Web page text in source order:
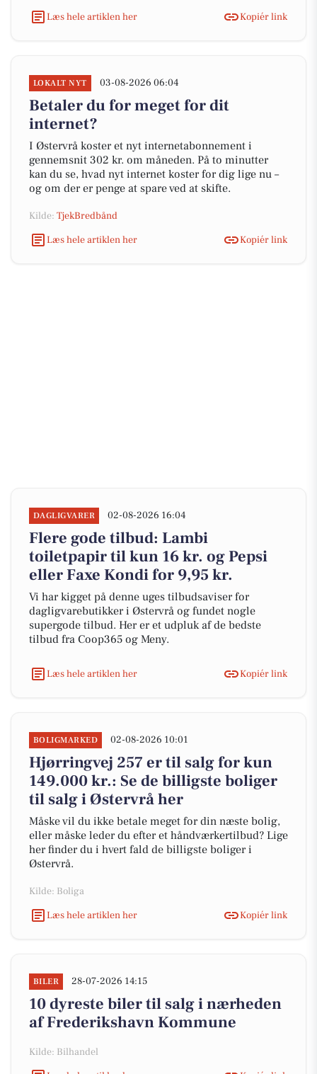
Læs hele artiklen her
Kopiér link
LOKALT NYT 03-08-2026 06:04
Betaler du for meget for dit
internet?
I Østervrå koster et nyt internetabonnement i
gennemsnit 302 kr. om måneden. På to minutter
kan du se, hvad nyt internet koster for dig lige nu –
og om der er penge at spare ved at skifte.
Kilde: TjekBredbånd
Læs hele artiklen her
Kopiér link
DAGLIGVARER 02-08-2026 16:04
Flere gode tilbud: Lambi
toiletpapir til kun 16 kr. og Pepsi
eller Faxe Kondi for 9,95 kr.
Vi har kigget på denne uges tilbudsaviser for
dagligvarebutikker i Østervrå og fundet nogle
supergode tilbud. Her er et udpluk af de bedste
tilbud fra Coop365 og Meny.
Læs hele artiklen her Kopiér link
BOLIGMARKED 02-08-2026 10:01
Hjørringvej 257 er til salg for kun
149.000 kr.: Se de billigste boliger
til salg i Østervrå her
Måske vil du ikke betale meget for din næste bolig,
eller måske leder du efter et håndværkertilbud? Lige
her finder du i hvert fald de billigste boliger i
Østervrå.
Kilde: Boliga
Læs hele artiklen her
Kopiér link
BILER 28-07-2026 14:15
10 dyreste biler til salg i nærheden
af Frederikshavn Kommune
Kilde: Bilhandel